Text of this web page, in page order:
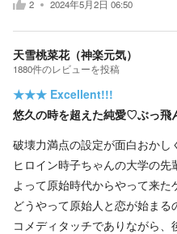
2 2024年5月2日 06:50
天雪桃菜花（神楽元気）
1880件のレビューを投稿
★★★ Excellent!!!
悠久の時を超えた純愛♡ぶっ飛
破壊力満点の設定が面白おか
ヒロイン時子ちゃんの大学の
よって原始時代からやって来た
どうやって原始人と恋が始ま
コメディタッチでありながら